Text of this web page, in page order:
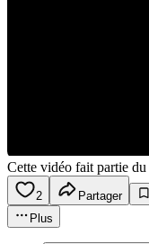
Cette vidéo fait partie du
2 Partager
Plus